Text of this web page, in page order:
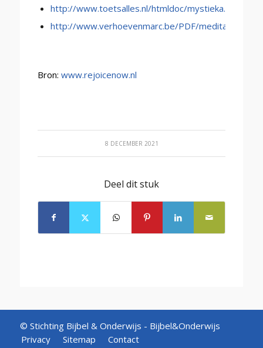
http://www.toetsalles.nl/htmldoc/
http://www.verhoevenmarc.be/PDF/meditatie.pdf
Bron: www.rejoicenow.nl
8 DECEMBER 2021
Deel dit stuk
© Stichting Bijbel & Onderwijs - Bijbel&Onderwijs
Privacy
Sitemap Contact